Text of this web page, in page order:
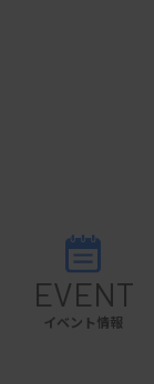
でしたが、改
ついて考えてみ
きがあるかもし
EVENT
イベント情報